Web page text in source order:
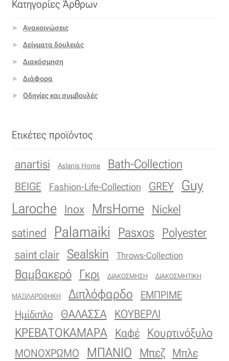
ΠΙΣΤΟΠΟΙΗΣΕΙΣ ΧΑΛΙΩΝ COLORE COLORI
Πληρωμές
Ραντεβού
Ταμείο
Κατηγορίες Άρθρων
Ανακοινώσεις
Δείγματα δουλειάς
Διακόσμηση
Διάφορα
Οδηγίες και συμβουλές
Ετικέτες προϊόντος
anartisi Aslanis Home Bath-Collection
BEIGE Fashion-Life-Collection GREY
Guy
Laroche
Inox MrsHome
Nickel
satined
Palamaiki Pasxos Polyester
saint clair Sealskin Throws-Collection
Βαμβακερό Γκρι ΔΙΑΚΟΣΜΗΣΗ ΔΙΑΚΟΣΜΗΤΙΚΗ
ΜΑΞΙΛΑΡΟΘΗΚΗ Διπλόφαρδο
ΕΜΠΡΙΜΕ
Ημίδιπλο
ΘΑΛΑΣΣΑ ΚΟΥΒΕΡΛΙ
ΚΡΕΒΑΤΟΚΑΜΑΡΑ Καφέ Κουρτινόξυλο
ΜΟΝΟΧΡΩΜΟ ΜΠΑΝΙΟ Μπεζ Μπλε